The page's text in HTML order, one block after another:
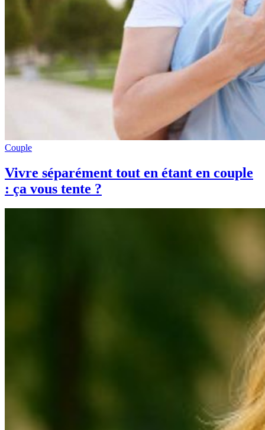
Couple
Vivre séparément tout en étant en couple
: ça vous tente ?